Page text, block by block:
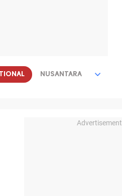
NUSANTARA
Advertisement